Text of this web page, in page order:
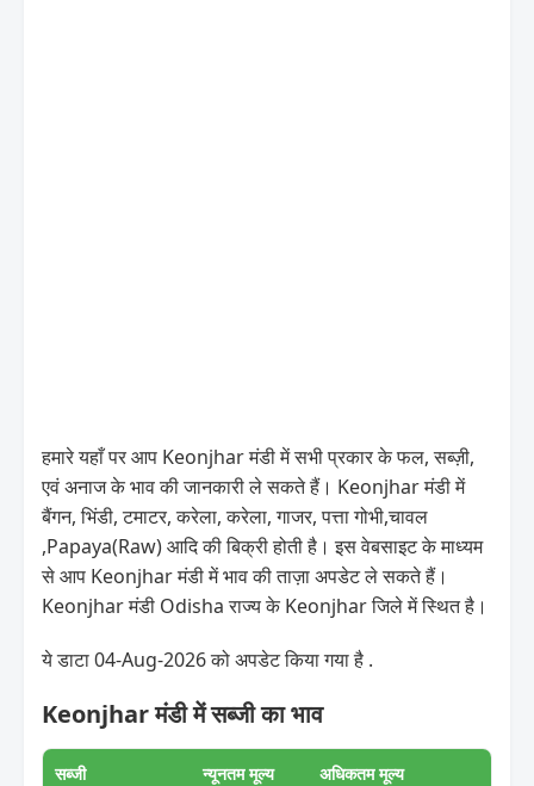
हमारे यहाँ पर आप Keonjhar मंडी में सभी प्रकार के फल, सब्ज़ी,
एवं अनाज के भाव की जानकारी ले सकते हैं। Keonjhar मंडी में
बैंगन, भिंडी, टमाटर, करेला, करेला, गाजर, पत्ता गोभी,चावल
,Papaya(Raw) आदि की बिक्री होती है। इस वेबसाइट के माध्यम
से आप Keonjhar मंडी में भाव की ताज़ा अपडेट ले सकते हैं।
Keonjhar मंडी Odisha राज्य के Keonjhar जिले में स्थित है।
ये डाटा 04-Aug-2026 को अपडेट किया गया है .
Keonjhar मंडी में सब्जी का भाव
सब्जी न्यूनतम मूल्य अधिकतम मूल्य